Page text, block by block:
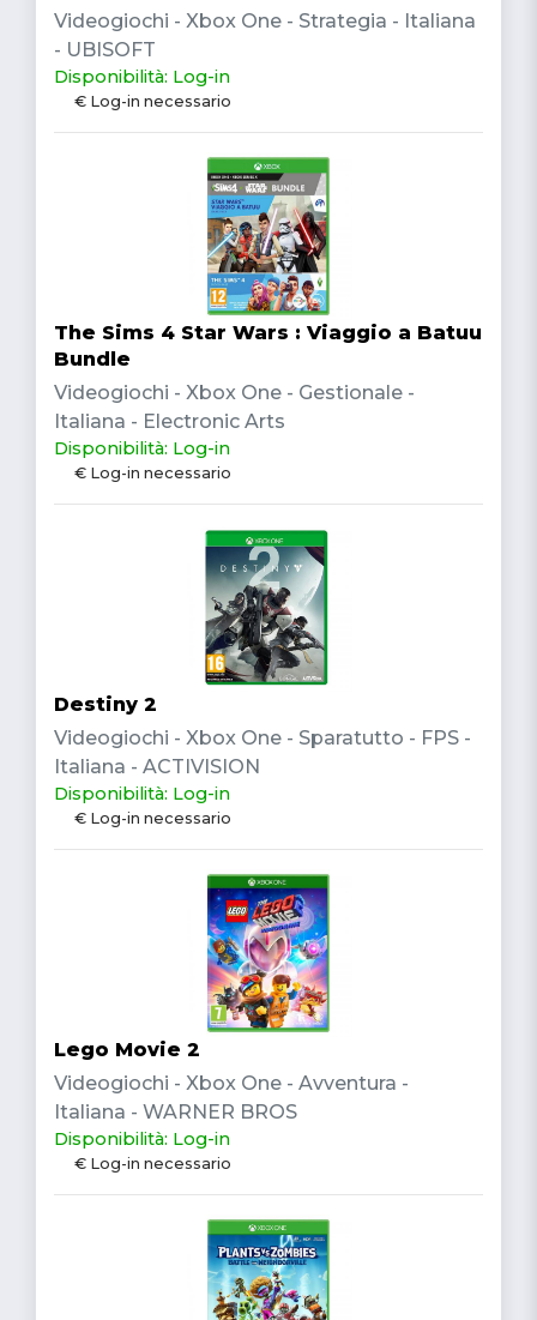
Videogiochi - Xbox One - Strategia - Italiana
- UBISOFT
Disponibilità: Log-in
€ Log-in necessario
The Sims 4 Star Wars : Viaggio a Batuu
Bundle
Videogiochi - Xbox One - Gestionale -
Italiana - Electronic Arts
Disponibilità: Log-in
€ Log-in necessario
Destiny 2
Videogiochi - Xbox One - Sparatutto - FPS -
Italiana - ACTIVISION
Disponibilità: Log-in
€ Log-in necessario
Lego Movie 2
Videogiochi - Xbox One - Avventura -
Italiana - WARNER BROS
Disponibilità: Log-in
€ Log-in necessario